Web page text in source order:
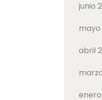
junio
mayo
abril